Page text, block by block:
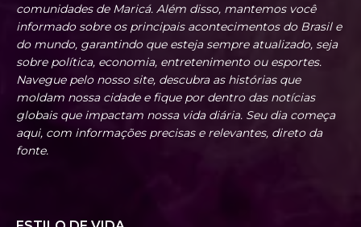
comunidades de Maricá. Além disso, mantemos você
informado sobre os principais acontecimentos do Brasil e
do mundo, garantindo que esteja sempre atualizado, seja
sobre política, economia, entretenimento ou esportes.
Navegue pelo nosso site, descubra as histórias que
moldam nossa cidade e fique por dentro das notícias
globais que impactam nossa vida diária. Seu dia começa
aqui, com informações precisas e relevantes, direto da
fonte.